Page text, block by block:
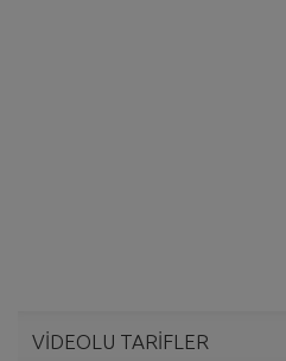
VİDEOLU TARİFLER